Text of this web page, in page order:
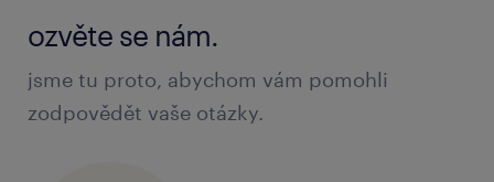
nadstandardní mzdové ohodnocení
ozvěte se nám.
jsme tu proto, abychom vám pomohli
zodpovědět vaše otázky.